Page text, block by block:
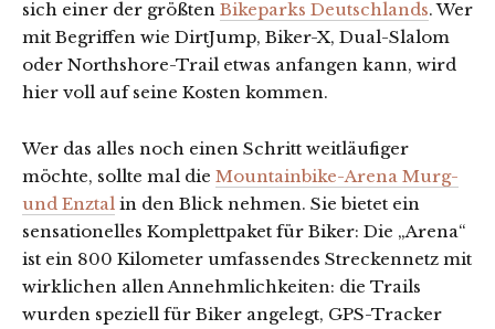
sich einer der größten Bikeparks Deutschlands. Wer
mit Begriffen wie DirtJump, Biker-X, Dual-Slalom
oder Northshore-Trail etwas anfangen kann, wird
hier voll auf seine Kosten kommen.
Wer das alles noch einen Schritt weitläufiger
möchte, sollte mal die Mountainbike-Arena Murg-
und Enztal in den Blick nehmen. Sie bietet ein
sensationelles Komplettpaket für Biker: Die „Arena“
ist ein 800 Kilometer umfassendes Streckennetz mit
wirklichen allen Annehmlichkeiten: die Trails
wurden speziell für Biker angelegt, GPS-Tracker